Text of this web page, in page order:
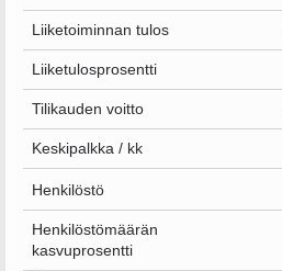
Liiketoiminnan tulos
Liiketulosprosentti
Tilikauden voitto
Keskipalkka / kk
Henkilöstö
Henkilöstömäärän
kasvuprosentti